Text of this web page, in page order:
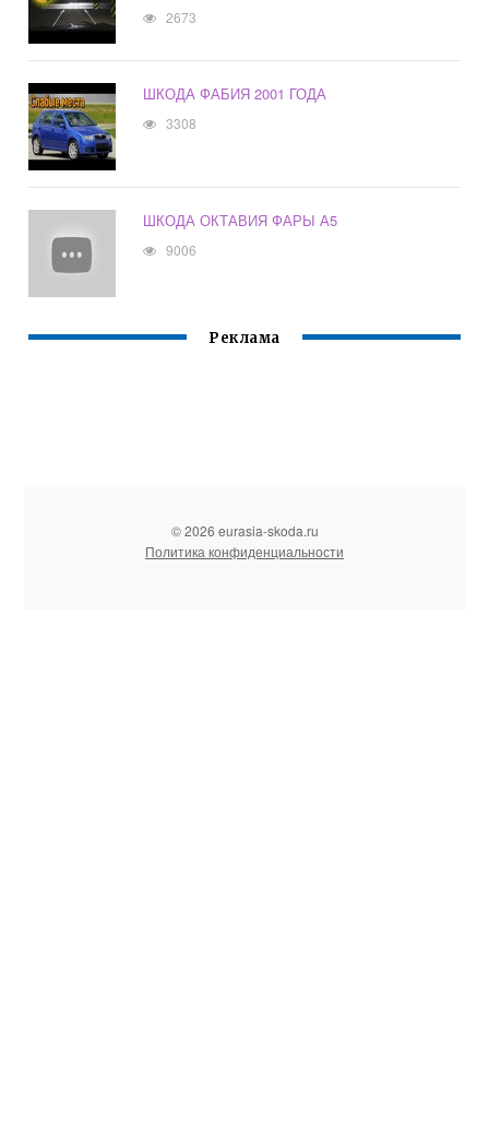
2673
ШКОДА ФАБИЯ 2001 ГОДА
3308
ШКОДА ОКТАВИЯ ФАРЫ А5
9006
Реклама
© 2026 eurasia-skoda.ru
Политика конфиденциальности